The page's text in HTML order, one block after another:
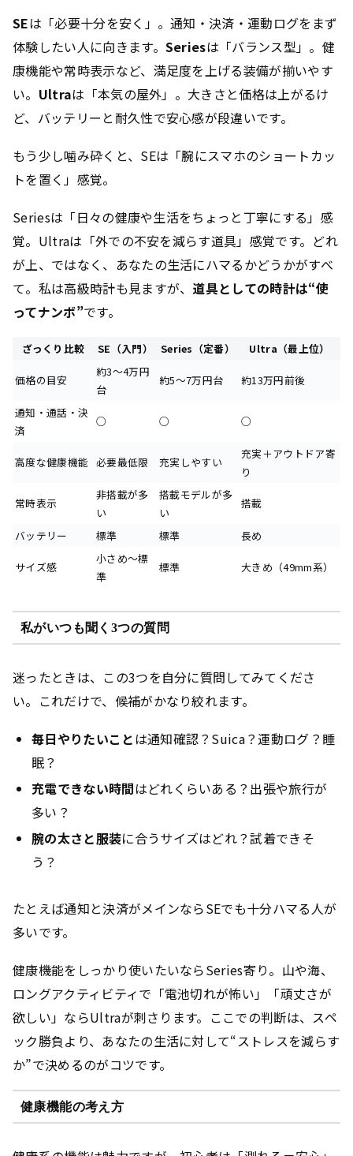
SEは「必要十分を安く」。通知・決済・運動ログをまず
体験したい人に向きます。 Seriesは「バランス型」。健
康機能や常時表示など、満足度を上げる装備が揃いやす
い。 Ultraは「本気の屋外」。大きさと価格は上がるけ
ど、バッテリーと耐久性で安心感が段違いです。
もう少し噛み砕くと、SEは「腕にスマホのショートカッ
トを置く」感覚。
Seriesは「日々の健康や生活をちょっと丁寧にする」感
覚。Ultraは「外での不安を減らす道具」感覚です。どれ
が上、ではなく、あなたの生活にハマるかどうかがすべ
て。私は高級時計も見ますが、 道具としての時計は“使
ってナンボ”です。
ざっくり比較 SE（入門） Series（定番） Ultra（最上位）
価格の目安
約3〜4万円
台
約5〜7万円台 約13万円前後
通知・通話・決
済
○ ○ ○
高度な健康機能 必要最低限 充実しやすい
充実＋アウトドア寄
り
常時表示
非搭載が多
い
搭載モデルが多
い
搭載
バッテリー 標準 標準 長め
サイズ感
小さめ〜標
準
標準 大きめ（49mm系）
私がいつも聞く3つの質問
迷ったときは、この3つを自分に質問してみてくださ
い。これだけで、候補がかなり絞れます。
毎日やりたいことは通知確認？Suica？運動ログ？睡
眠？
充電できない時間はどれくらいある？出張や旅行が
多い？
腕の太さと服装に合うサイズはどれ？試着できそ
う？
たとえば通知と決済がメインならSEでも十分ハマる人が
多いです。
健康機能をしっかり使いたいならSeries寄り。山や海、
ロングアクティビティで「電池切れが怖い」「頑丈さが
欲しい」ならUltraが刺さります。ここでの判断は、スペ
ック勝負より、あなたの生活に対して“ストレスを減らす
か”で決めるのがコツです。
健康機能の考え方